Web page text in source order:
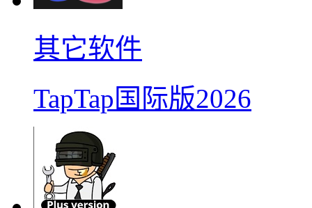
其它软件
TapTap国际版2026